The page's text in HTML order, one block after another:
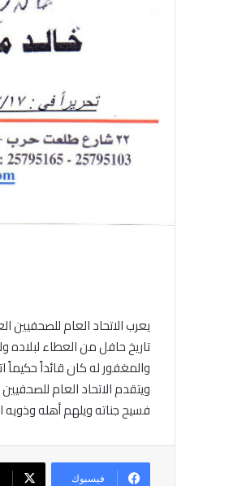
يعرب الاتحاد العام للصحفيين
تاريخ حافل من العطاء لبلاده
والمغفور له كان قائداً
ويتقدم الاتحاد العام
فسيح جناته ويلهم أهله وذويه
فيسبوك